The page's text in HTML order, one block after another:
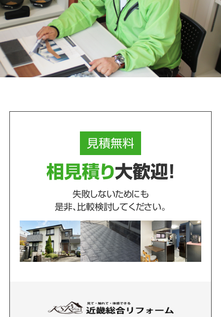
見積無料
相見積り大歓迎！
失敗しないためにも
是非、比較検討してください。